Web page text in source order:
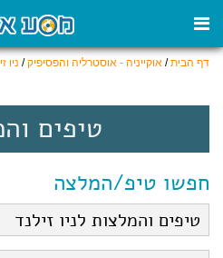
דף הבית/ אוקייניה - אוסטרליה והפסיפיק/ ניו
טיפים
חפשו טיפ/המלצה